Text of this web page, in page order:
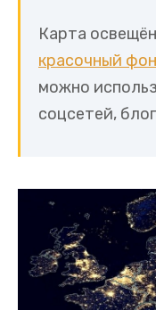
Карта
красочный
можно
соцсетей,